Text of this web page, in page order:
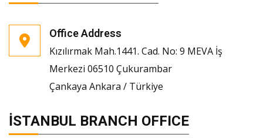
Office Address
Kızılırmak Mah.1441. Cad. No: 9 MEVA İş
Merkezi 06510 Çukurambar
Çankaya Ankara / Türkiye
İSTANBUL BRANCH OFFICE